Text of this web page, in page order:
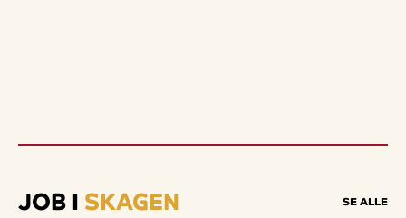
JOB I SKAGEN SE ALLE